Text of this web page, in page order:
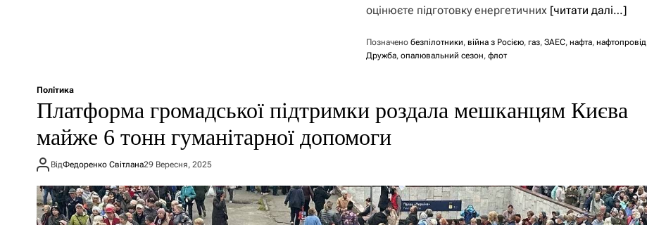
оцінюєте підготовку енергетичних [читати далі…]
Позначенобезпілотники,війна з Росією,газ,ЗАЕС,нафта,нафтопровід
Дружба,опалювальний сезон,флот
Політика
Платформа громадської підтримки роздала мешканцям Києва
майже 6 тонн гуманітарної допомоги
ВідФедоренко Світлана29 Вересня, 2025